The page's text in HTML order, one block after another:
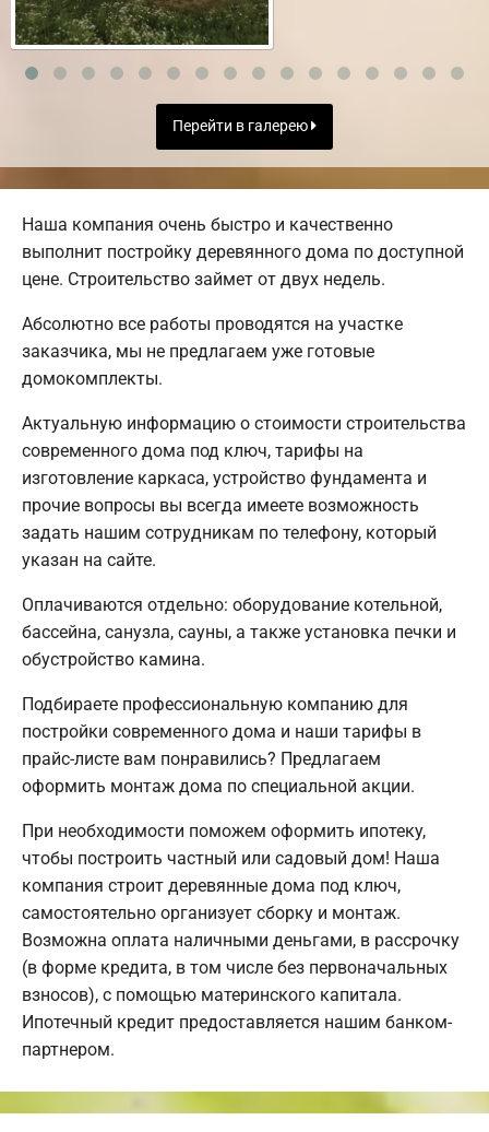
Перейти в галерею
Наша компания очень быстро и качественно
выполнит постройку деревянного дома по доступной
цене. Строительство займет от двух недель.
Абсолютно все работы проводятся на участке
заказчика, мы не предлагаем уже готовые
домокомплекты.
Актуальную информацию о стоимости строительства
современного дома под ключ, тарифы на
изготовление каркаса, устройство фундамента и
прочие вопросы вы всегда имеете возможность
задать нашим сотрудникам по телефону, который
указан на сайте.
Оплачиваются отдельно: оборудование котельной,
бассейна, санузла, сауны, а также установка печки и
обустройство камина.
Подбираете профессиональную компанию для
постройки современного дома и наши тарифы в
прайс-листе вам понравились? Предлагаем
оформить монтаж дома по специальной акции.
При необходимости поможем оформить ипотеку,
чтобы построить частный или садовый дом! Наша
компания строит деревянные дома под ключ,
самостоятельно организует сборку и монтаж.
Возможна оплата наличными деньгами, в рассрочку
(в форме кредита, в том числе без первоначальных
взносов), с помощью материнского капитала.
Ипотечный кредит предоставляется нашим банком-
партнером.